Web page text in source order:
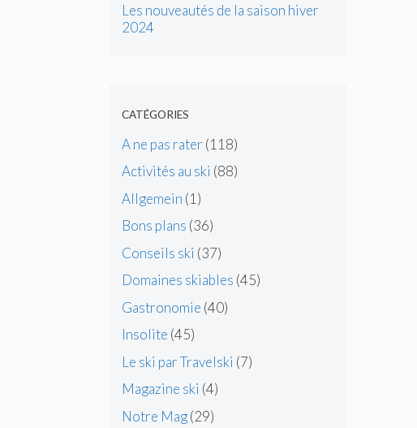
Les nouveautés de la saison hiver
2024
CATÉGORIES
A ne pas rater (118)
Activités au ski (88)
Allgemein (1)
Bons plans (36)
Conseils ski (37)
Domaines skiables (45)
Gastronomie (40)
Insolite (45)
Le ski par Travelski (7)
Magazine ski (4)
Notre Mag(29)